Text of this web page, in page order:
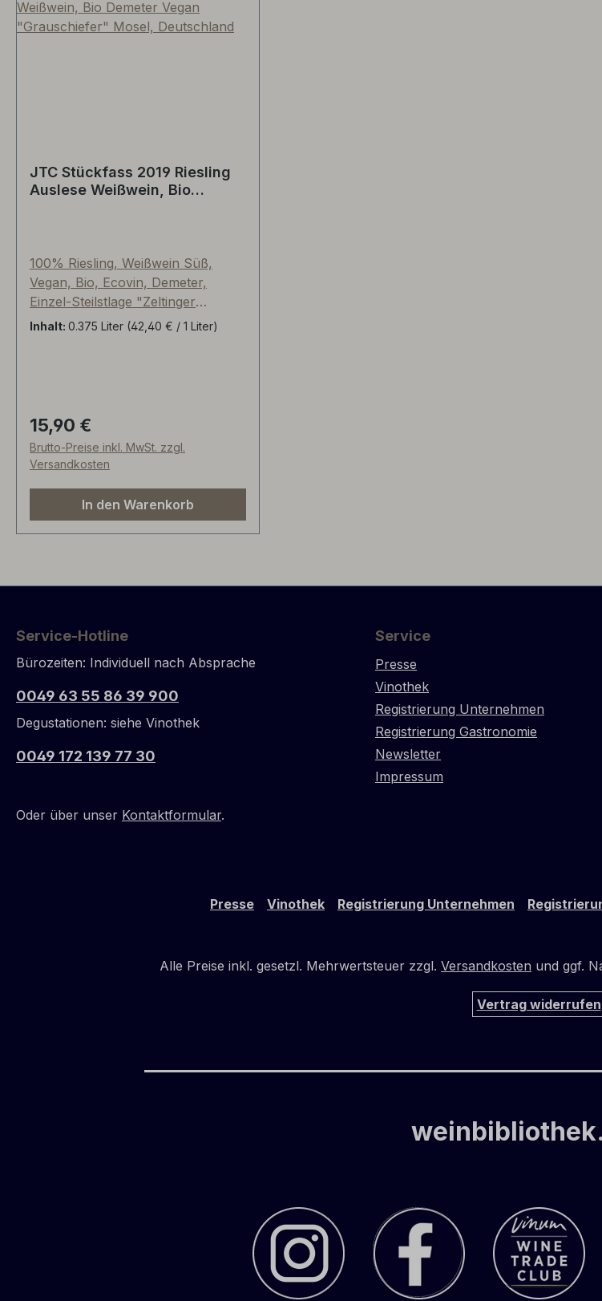
JTC Stückfass 2019 Riesling
Auslese Weißwein, Bio
100% Riesling, Weißwein Süß,
Vegan, Bio, Ecovin, Demeter,
Einzel-Steilstlage "Zeltinger
Sonnenuhr" aus Devonschiefer.
Luftfeuchtigkeit für einen
langsamen Reifeprozess in seinen
traditionellen Mosel-Fuderfässern.
Inhalt: 0.375 Liter (42,40 € / 1 Liter)
Regulärer Preis:
15,90 €
Brutto-Preise inkl. MwSt. zzgl.
Versandkosten
In den Warenkorb
Service-Hotline
Bürozeiten: Individuell nach Absprache
0049 63 55 86 39 900
Degustationen: siehe Vinothek
0049 172 139 77 30
Oder über unser Kontaktformular.
Service
Presse
Vinothek
Registrierung Unternehmen
Registrierung Gastronomie
Newsletter
Impressum
Presse Vinothek Registrierung Unternehmen
Alle Preise inkl. gesetzl. Mehrwertsteuer zzgl. Versandkosten und ggf.
Vertrag widerrufen